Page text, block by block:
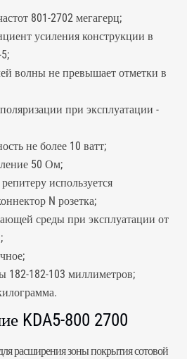
801-2702 мегагерц;
усиления конструкции в
волны не превышает отметки в
при эксплуатации -
не более 10 ватт;
50 Ом;
используется
N розетка;
среды при эксплуатации от
182-182-103 миллиметров;
KDA5-800 2700
расширения зоны покрытия сотовой